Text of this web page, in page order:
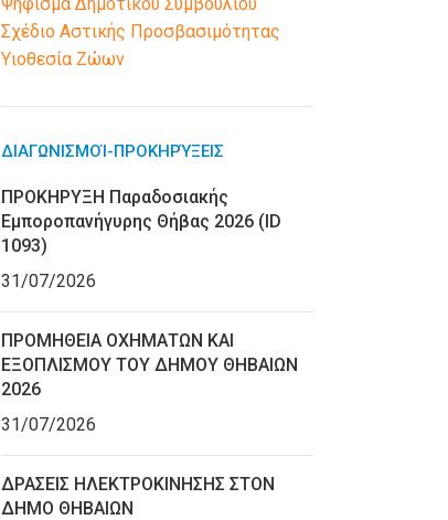
Σχέδιο Αστικής Προσβασιμότητας
Υιοθεσία Ζώων
ΔΙΑΓΩΝΙΣΜΟΊ-ΠΡΟΚΗΡΎΞΕΙΣ
ΠΡΟΚΗΡΥΞΗ Παραδοσιακής
Εμποροπανήγυρης Θήβας 2026 (ID
1093)
31/07/2026
ΠΡΟΜΗΘΕΙΑ ΟΧΗΜΑΤΩΝ ΚΑΙ
ΕΞΟΠΛΙΣΜΟΥ ΤΟΥ ΔΗΜΟΥ ΘΗΒΑΙΩΝ
2026
31/07/2026
ΔΡΑΣΕΙΣ ΗΛΕΚΤΡΟΚΙΝΗΣΗΣ ΣΤΟΝ
ΔΗΜΟ ΘΗΒΑΙΩΝ